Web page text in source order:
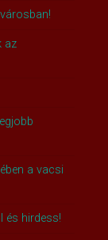
az
a vacsi
és hirdess!